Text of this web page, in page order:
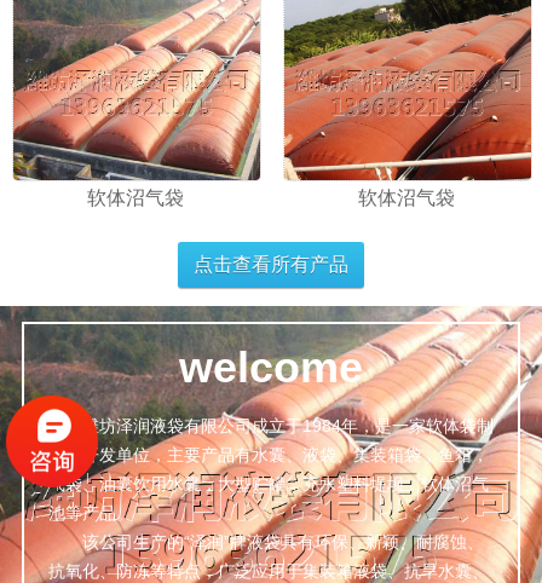
软体沼气袋 软体沼气袋
点击查看所有产品
welcome
潍坊泽润液袋有限公司成立于1984年，是一家软体袋制
造，开发单位，主要产品有水囊、液袋、集装箱袋，鱼箱，
气袋、油囊饮用水囊，大型贮罐，充水塑料堤坝，软体沼气
池等产品。
该公司生产的“泽润”牌液袋具有环保、新颖、耐腐蚀、
抗氧化、防冻等特点，广泛应用于集装箱液袋、抗旱水囊、